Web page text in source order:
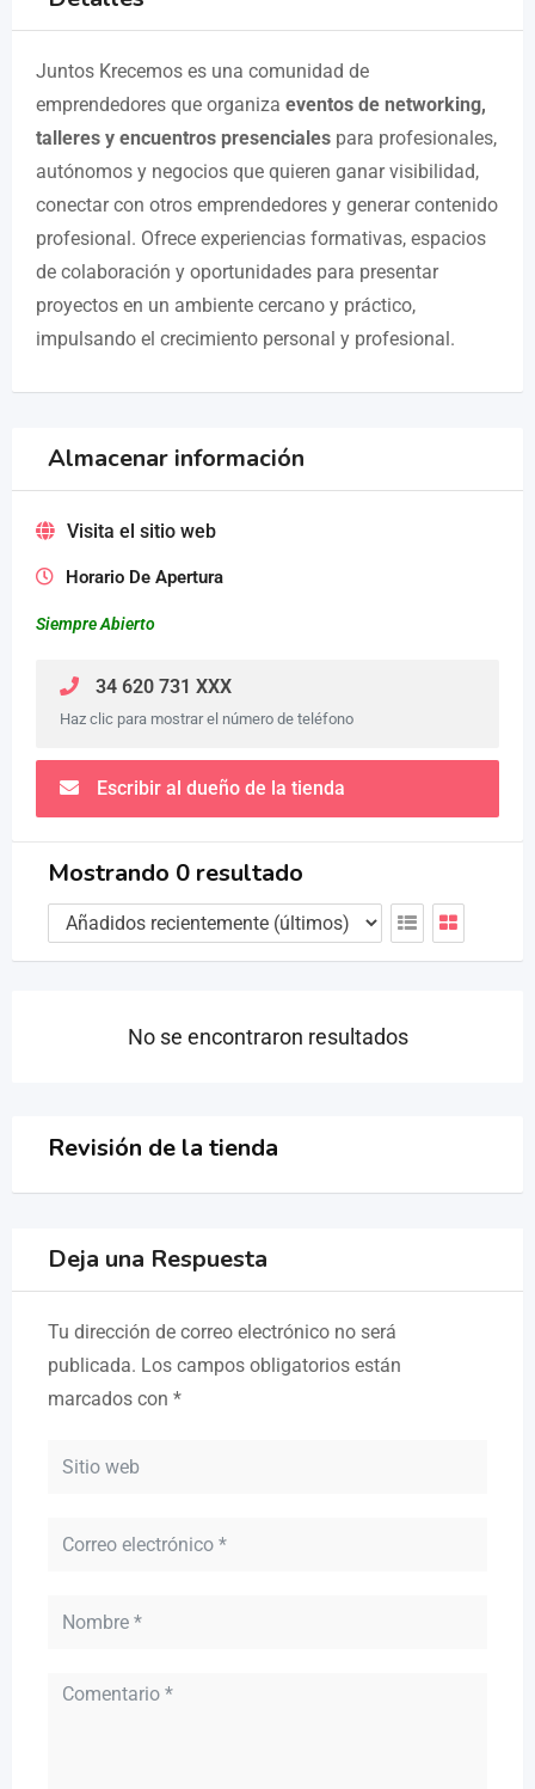
Mostrando 0 resultado
No se encontraron resultados
Revisión de la tienda
Deja una Respuesta
Tu dirección de correo electrónico no será
publicada. Los campos obligatorios están
marcados con *
Juntos Krecemos es una comunidad de
emprendedores que organiza eventos de networking,
talleres y encuentros presenciales para profesionales,
autónomos y negocios que quieren ganar visibilidad,
conectar con otros emprendedores y generar contenido
profesional. Ofrece experiencias formativas, espacios
de colaboración y oportunidades para presentar
proyectos en un ambiente cercano y práctico,
impulsando el crecimiento personal y profesional.
Almacenar información
Visita el sitio web
Horario De Apertura
Siempre Abierto
34 620 731 XXX
Haz clic para mostrar el número de teléfono
Escribir al dueño de la tienda